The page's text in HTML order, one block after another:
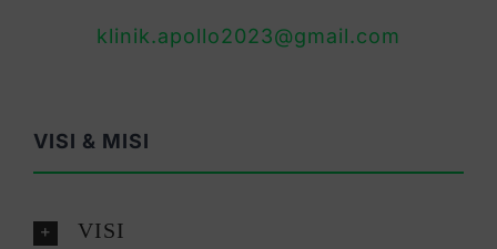
klinik.apollo2023@gmail.com
VISI & MISI
VISI